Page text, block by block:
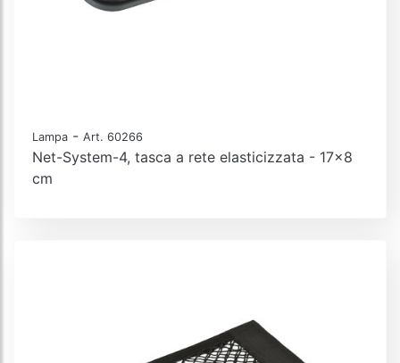
Lampa - Art. 60266
Net-System-4, tasca a rete elasticizzata - 17x8
cm